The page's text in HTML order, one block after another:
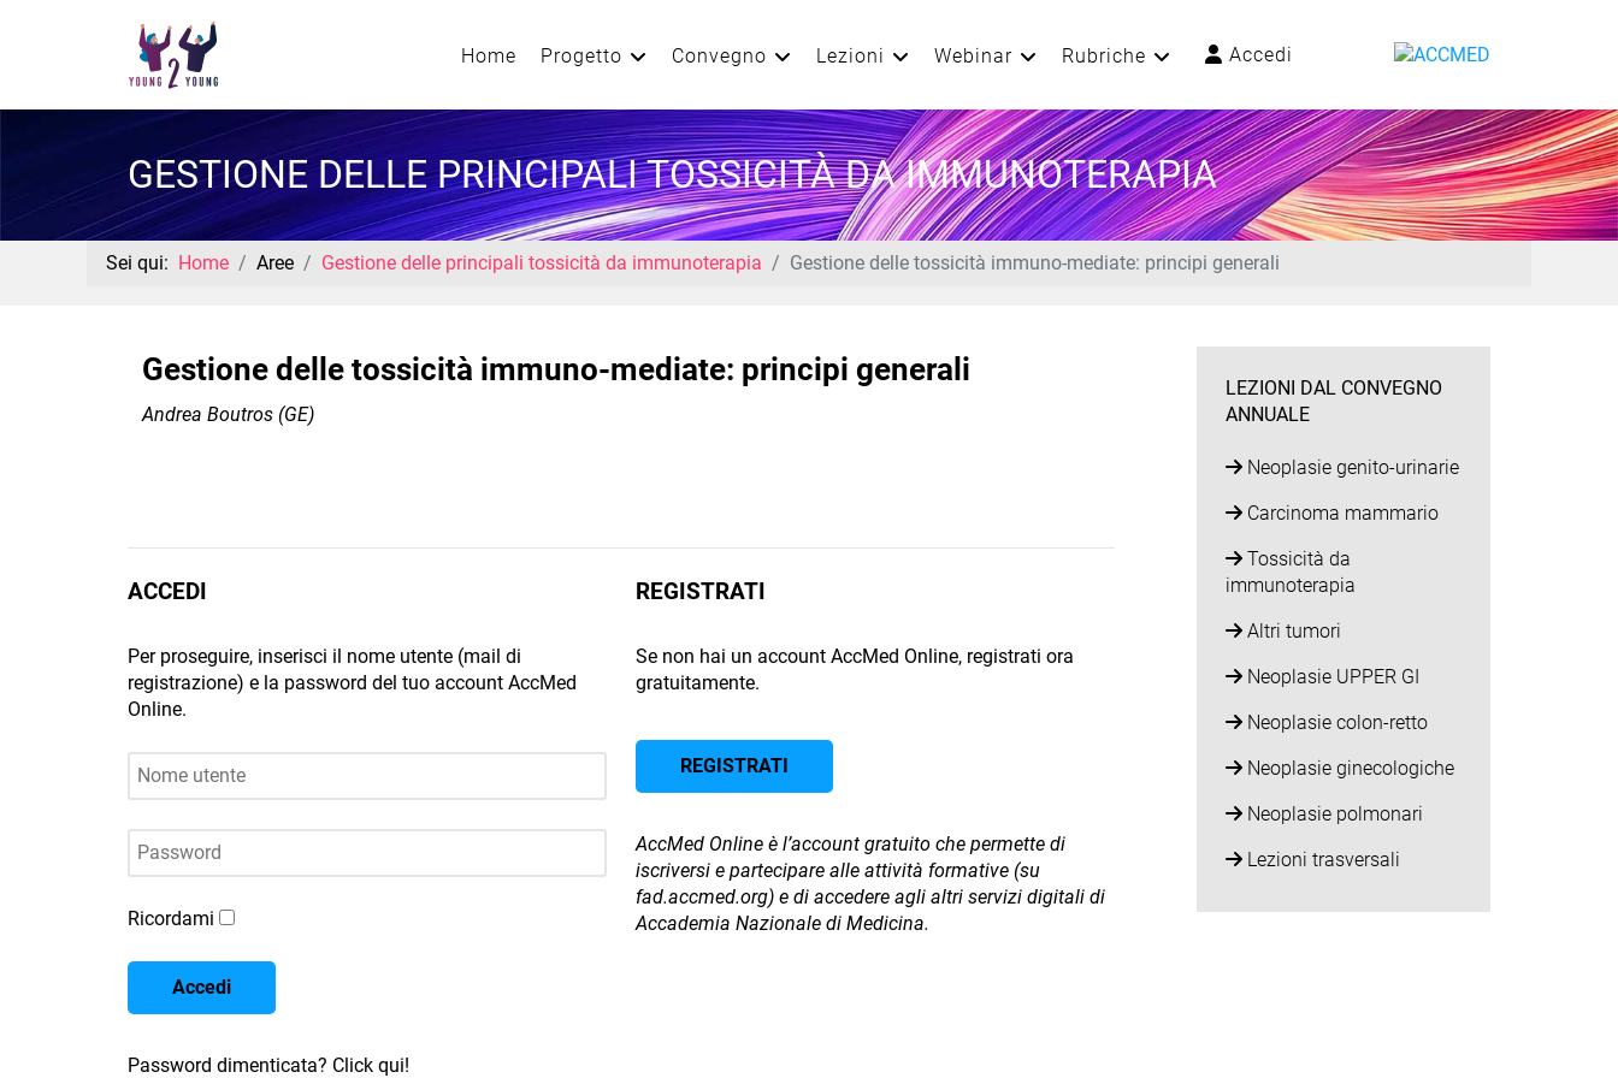
Home Progetto Convegno Lezioni Webinar Rubriche Accedi
GESTIONE DELLE PRINCIPALI TOSSICITÀ DA IMMUNOTERAPIA
Sei qui: Home Aree Gestione delle principali tossicità da immunoterapia Gestione delle tossicità immuno-mediate: principi generali
Gestione delle tossicità immuno-mediate: principi generali
Andrea Boutros (GE)
ACCEDI
Per proseguire, inserisci il nome utente (mail di
registrazione) e la password del tuo account AccMed
Online.
Nome utente
Password
Ricordami
Accedi
Password dimenticata? Click qui!
REGISTRATI
Se non hai un account AccMed Online, registrati ora
gratuitamente.
REGISTRATI
AccMed Online è l’account gratuito che permette di
iscriversi e partecipare alle attività formative (su
fad.accmed.org) e di accedere agli altri servizi digitali di
Accademia Nazionale di Medicina.
LEZIONI DAL CONVEGNO
ANNUALE
Neoplasie genito-urinarie
Carcinoma mammario
Tossicità da
immunoterapia
Altri tumori
Neoplasie UPPER GI
Neoplasie colon-retto
Neoplasie ginecologiche
Neoplasie polmonari
Lezioni trasversali